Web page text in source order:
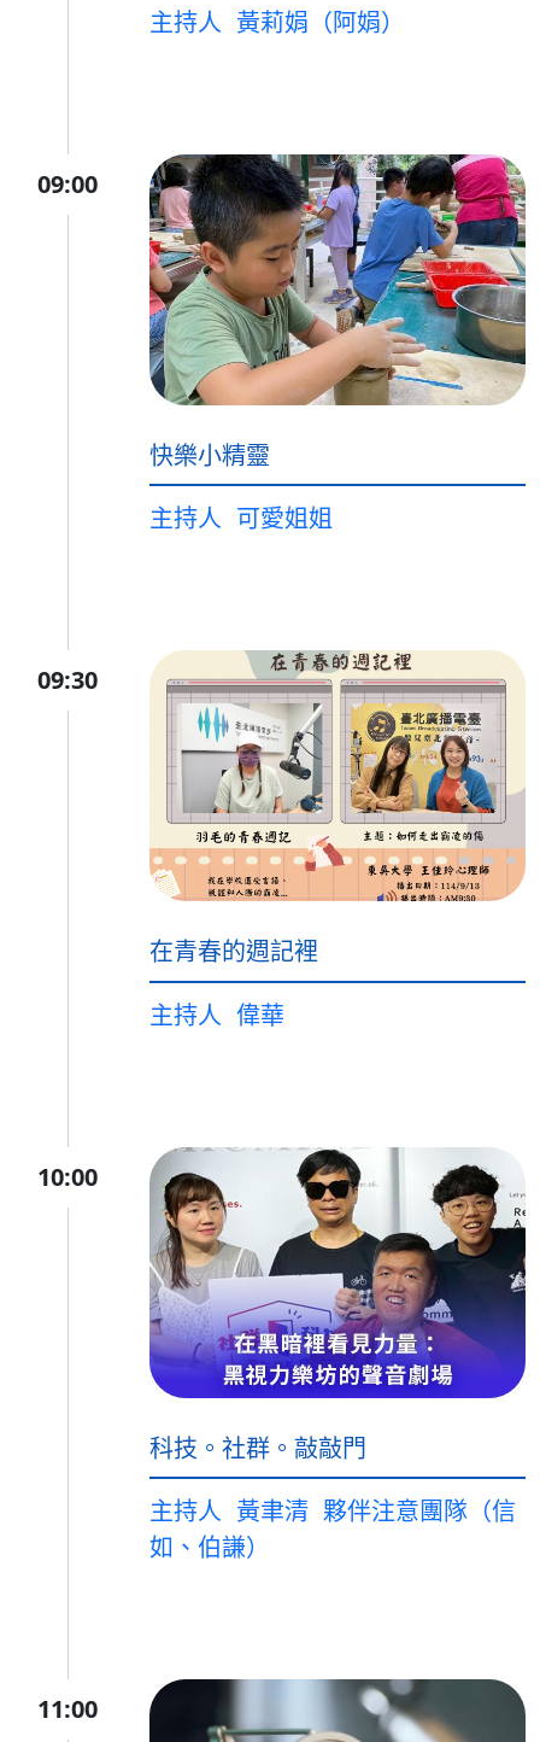
主持人 黃莉娟（阿娟）
09:00
快樂小精靈
主持人 可愛姐姐
09:30
在青春的週記裡
主持人 偉華
10:00
科技。社群。敲敲門
主持人 黃聿清 夥伴注意團隊（信
如、伯謙）
11:00